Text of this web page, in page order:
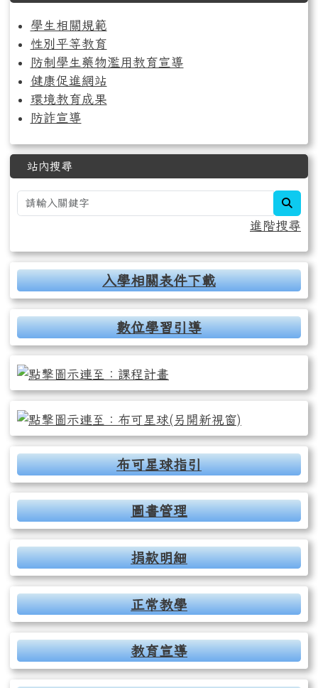
學生相關規範
性別平等教育
防制學生藥物濫用教育宣導
健康促進網站
環境教育成果
防詐宣導
站內搜尋
進階搜尋
入學相關表件下載
數位學習引導
布可星球指引
圖書管理
捐款明細
正常教學
教育宣導